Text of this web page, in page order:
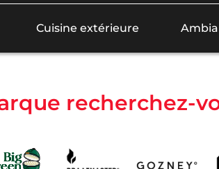
Cuisine extérieure
recherchez-